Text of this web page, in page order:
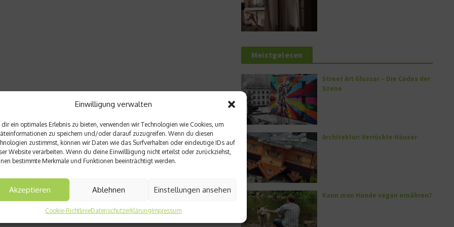
Einwilligung verwalten
dir ein optimales Erlebnis zu bieten, verwenden wir Technologien wie Cookies, um
zu speichern und/oder darauf zuzugreifen. Wenn du diesen
zustimmst, können wir Daten wie das Surfverhalten oder eindeutige IDs auf
Website verarbeiten. Wenn du deine Einwillligung nicht erteilst oder zurückziehst,
bestimmte Merkmale und Funktionen beeinträchtigt werden.
Akzeptieren Ablehnen Einstellungen ansehen
Cookie-RichtlinieDatenschutzerklärungImpressum
Meistgelesen
Street Art Glossar – Die Codes der
Szene
Architektur: Verrückte Häuser
Kann man Hunde vegan ernähren?